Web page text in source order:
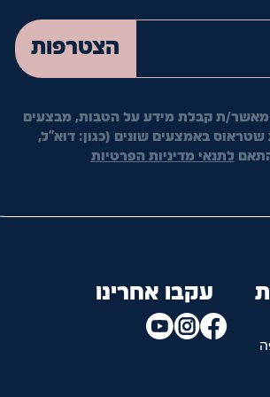
הצטרפות
המייל שלך
מאשר/ת קבלת מידע על הטבות, מבצעים
שטראוס באמצעים שונים (כגון: דוא"ל,
לתנאי מדיניות הפרטיות
עקבו אחרינו